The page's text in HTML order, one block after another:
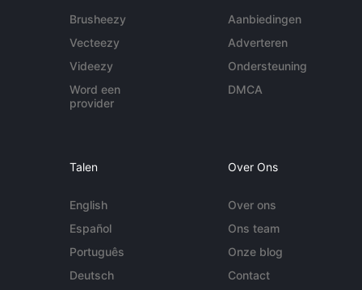
Brusheezy
Vecteezy
Videezy
Word een
provider
Aanbiedingen
Adverteren
Ondersteuning
DMCA
Talen
English
Español
Português
Deutsch
Over Ons
Over ons
Ons team
Onze blog
Contact